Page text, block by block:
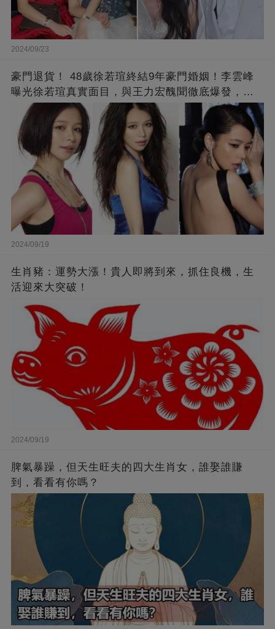
2024/09/23
豪門退貨！ 48歲徐若瑄終結9年豪門婚姻！李雲峰
曝光徐若瑄真實面目，與王力宏醜聞徹底爆發，原
來李靚蕾說的都是真的 ！
2024/09/19
生肖豬：運勢大漲！貴人即將到來，抓住良機，生
活迎來大突破！
2024/09/19
脾氣暴躁，但天生旺夫的四大生肖女，誰娶誰賺
到，看看有你嗎？